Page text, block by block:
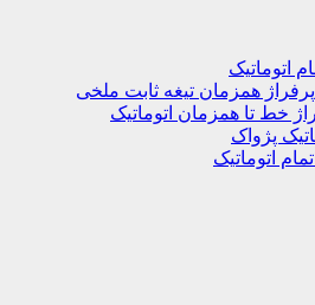
اتوماتیک
همزمان تیغه ثابت ملخی
خط تا همزمان اتوماتیک
پژواک
اتوماتیک